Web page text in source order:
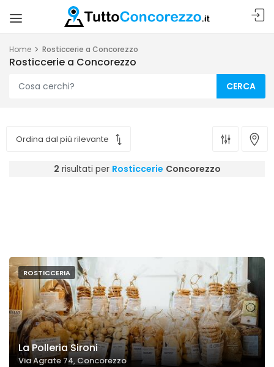
Home Rosticcerie a Concorezzo
Rosticcerie a Concorezzo
CERCA
2 risultati per Rosticcerie Concorezzo
ROSTICCERIA
La Polleria Sironi
Via Agrate 74, Concorezzo